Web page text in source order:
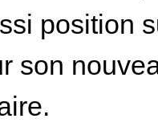
position
son